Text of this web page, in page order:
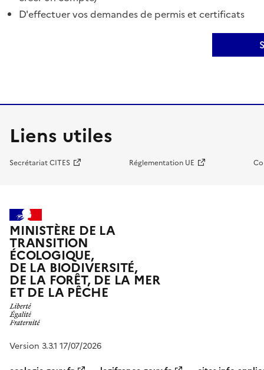
D'effectuer vos demandes de permis et certificats
Liens utiles
Secrétariat CITES Réglementation UE
MINISTÈRE DE LA
TRANSITION
ÉCOLOGIQUE,
DE LA BIODIVERSITÉ,
DE LA FORÊT, DE LA MER
ET DE LA PÊCHE
Version 3.3.1 17/07/2026